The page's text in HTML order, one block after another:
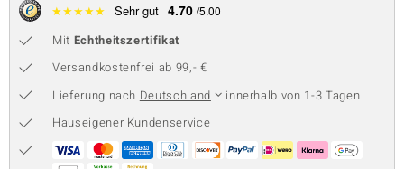
Collection
★★★★★ Sehr gut 4.70 /5.00
Mit Echtheitszertifikat
Versandkostenfrei ab 99,- €
Lieferung nach Deutschland
innerhalb von 1-3 Tagen
Hauseigener Kundenservice